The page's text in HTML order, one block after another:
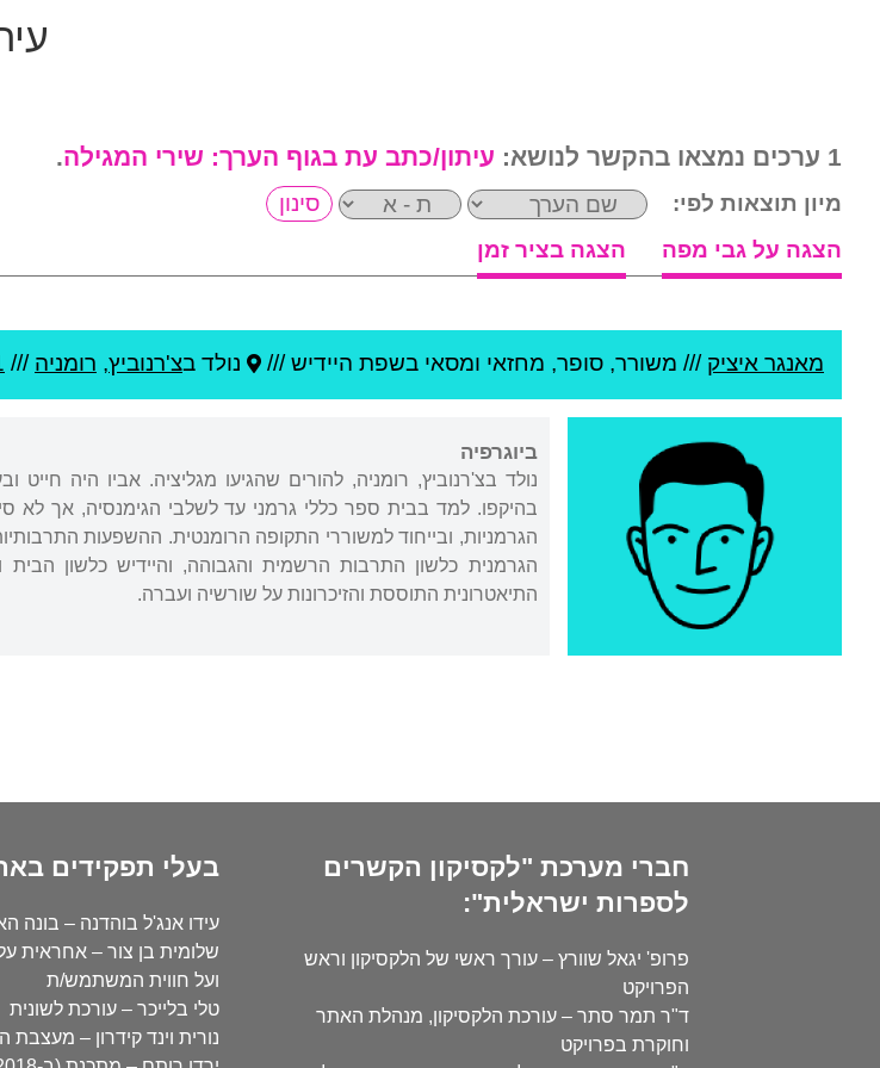
1 ערכים נמצאו בהקשר לנושא: עיתון/כתב עת בגוף הערך: שירי המגילה.
מיון תוצאות לפי:
הצגה על גבי מפה
הצגה בציר זמן
מאנגר איציק /// משורר, סופר, מחזאי ומסאי בשפת היידיש /// נולד בצ'רנוביץ, רומניה ///
ביוגרפיה
נולד בצ'רנוביץ, רומניה, להורים שהגיעו מגליציה. אביו היה חייט
בהיקפו. למד בבית ספר כללי גרמני עד לשלבי הגימנסיה, אך לא
הגרמניות, ובייחוד למשוררי התקופה הרומנטית. ההשפעות
הגרמנית כלשון התרבות הרשמית והגבוהה, והיידיש כלשון
התיאטרונית התוססת והזיכרונות על שורשיה ועברה.
חברי מערכת "לקסיקון הקשרים
לספרות ישראלית":
פרופ' יגאל שוורץ – עורך ראשי של הלקסיקון וראש
הפרויקט
ד"ר תמר סתר – עורכת הלקסיקון, מנהלת האתר
וחוקרת בפרויקט
בעלי תפקידים
עידו אנג'ל בוהדנה – בונה
שלומית בן צור – אחראית
ועל חווית המשתמש/ת
טלי בלייכר – עורכת לשונית
נורית וינד קידרון – מעצבת